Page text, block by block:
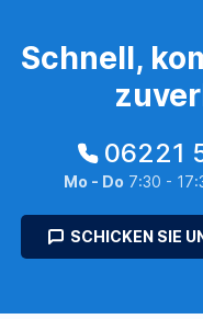
Schnell,
06221
Mo - Do 7:30 -
SCHICKEN SIE